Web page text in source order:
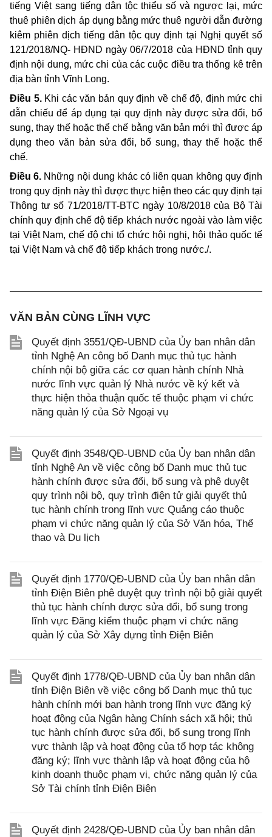
tiếng Việt sang tiếng dân tộc thiểu số và ngược lại, mức
thuê phiên dịch áp dụng bằng mức thuê người dẫn đường
kiêm phiên dịch tiếng dân tộc quy định tại Nghị quyết số
121/2018/NQ- HĐND ngày 06/7/2018 của HĐND tỉnh quy
định nội dung, mức chi của các cuộc điều tra thống kê trên
địa bàn tỉnh Vĩnh Long.
Điều 5. Khi các văn bản quy định về chế độ, định mức chi
dẫn chiếu để áp dụng tại quy định này được sửa đổi, bổ
sung, thay thế hoặc thể chế bằng văn bản mới thì được áp
dụng theo văn bản sửa đổi, bổ sung, thay thế hoặc thể
chế.
Điều 6. Những nội dung khác có liên quan không quy định
trong quy định này thì được thực hiện theo các quy định tại
Thông tư số 71/2018/TT-BTC ngày 10/8/2018 của Bộ Tài
chính quy định chế độ tiếp khách nước ngoài vào làm việc
tại Việt Nam, chế độ chi tổ chức hội nghị, hội thảo quốc tế
tại Việt Nam và chế độ tiếp khách trong nước./.
VĂN BẢN CÙNG LĨNH VỰC
Quyết định 3551/QĐ-UBND của Ủy ban nhân dân
tỉnh Nghệ An công bố Danh mục thủ tục hành
chính nội bộ giữa các cơ quan hành chính Nhà
nước lĩnh vực quản lý Nhà nước về ký kết và
thực hiện thỏa thuận quốc tế thuộc phạm vi chức
năng quản lý của Sở Ngoại vụ
Quyết định 3548/QĐ-UBND của Ủy ban nhân dân
tỉnh Nghệ An về việc công bố Danh mục thủ tục
hành chính được sửa đổi, bổ sung và phê duyệt
quy trình nội bộ, quy trình điện tử giải quyết thủ
tục hành chính trong lĩnh vực Quảng cáo thuộc
phạm vi chức năng quản lý của Sở Văn hóa, Thể
thao và Du lịch
Quyết định 1770/QĐ-UBND của Ủy ban nhân dân
tỉnh Điện Biên phê duyệt quy trình nội bộ giải quyết
thủ tục hành chính được sửa đổi, bổ sung trong
lĩnh vực Đăng kiểm thuộc phạm vi chức năng
quản lý của Sở Xây dựng tỉnh Điện Biên
Quyết định 1778/QĐ-UBND của Ủy ban nhân dân
tỉnh Điện Biên về việc công bố Danh mục thủ tục
hành chính mới ban hành trong lĩnh vực đăng ký
hoạt động của Ngân hàng Chính sách xã hội; thủ
tục hành chính được sửa đổi, bổ sung trong lĩnh
vực thành lập và hoạt động của tổ hợp tác không
đăng ký; lĩnh vực thành lập và hoạt động của hộ
kinh doanh thuộc phạm vi, chức năng quản lý của
Sở Tài chính tỉnh Điện Biên
Quyết định 2428/QĐ-UBND của Ủy ban nhân dân